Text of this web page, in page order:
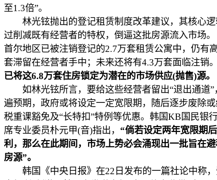
至1.3倍”。
林光铉抛出的登记租赁制度改革建议，其核心逻
过削减既有经营者的特权，倒逼这批房源流入市场
首尔地区已被注销登记的2.7万套租赁公寓中，仍有
套滞留在经营者手中；未来还将有4.3万套面临注销
已将这6.8万套住房锁定为潜在的市场供应(抛售)源。
如林光铉所言，要给这些经营者留出“退出通道”
遍预期，政府或将设定一定宽限期，随后逐步废除
税重课豁免及“长特扣”特例等优惠。韩国KB国民银
席专业委员朴元甲(音)指出， “倘若设定两年宽限期
利，那么在此期间，市场上势必会涌现出一批旨在
房源”。
韩国《中央日报》在22日发布的一篇社论中称，